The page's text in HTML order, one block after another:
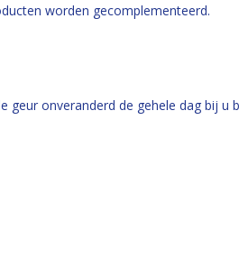
worden gecomplementeerd.
geur onveranderd de gehele dag bij u